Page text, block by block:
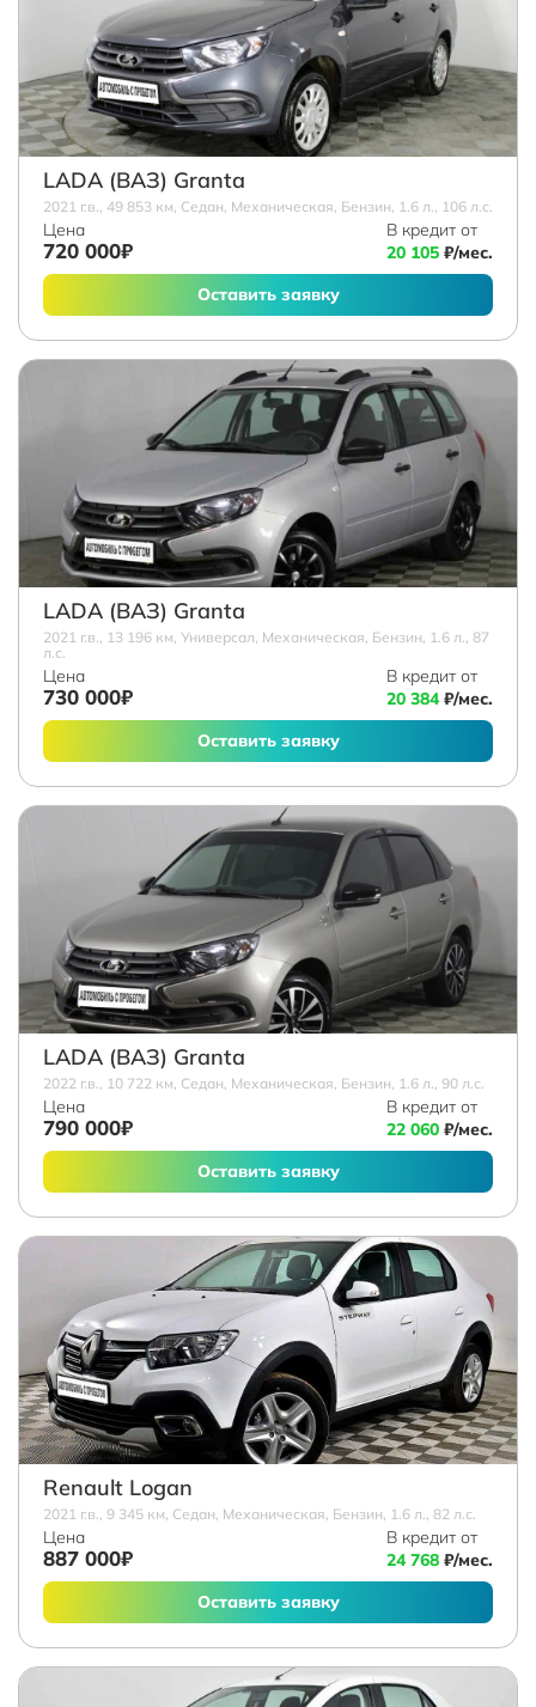
LADA (ВАЗ) Granta
2021 г.в., 49 853 км, Седан, Механическая, Бензин, 1.6 л., 106 л.с.
Цена
720 000₽
В кредит от
20 105 ₽/мес.
Оставить заявку
LADA (ВАЗ) Granta
2021 г.в., 13 196 км, Универсал, Механическая, Бензин, 1.6 л., 87
л.с.
Цена
730 000₽
В кредит от
20 384₽/мес.
Оставить заявку
LADA (ВАЗ) Granta
2022 г.в., 10 722 км, Седан, Механическая, Бензин, 1.6 л., 90 л.с.
Цена
790 000₽
В кредит от
22 060 ₽/мес.
Оставить заявку
Renault Logan
2021 г.в., 9 345 км, Седан, Механическая, Бензин, 1.6 л., 82 л.с.
Цена
887 000₽
В кредит от
24 768 ₽/мес.
Оставить заявку